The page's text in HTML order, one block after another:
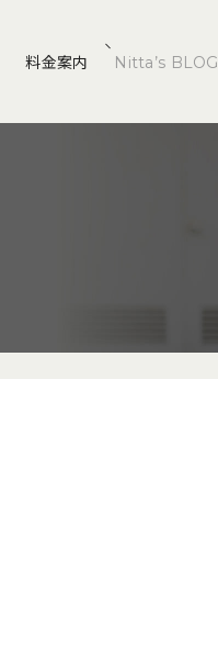
料金案内 Nitta’s BLOG